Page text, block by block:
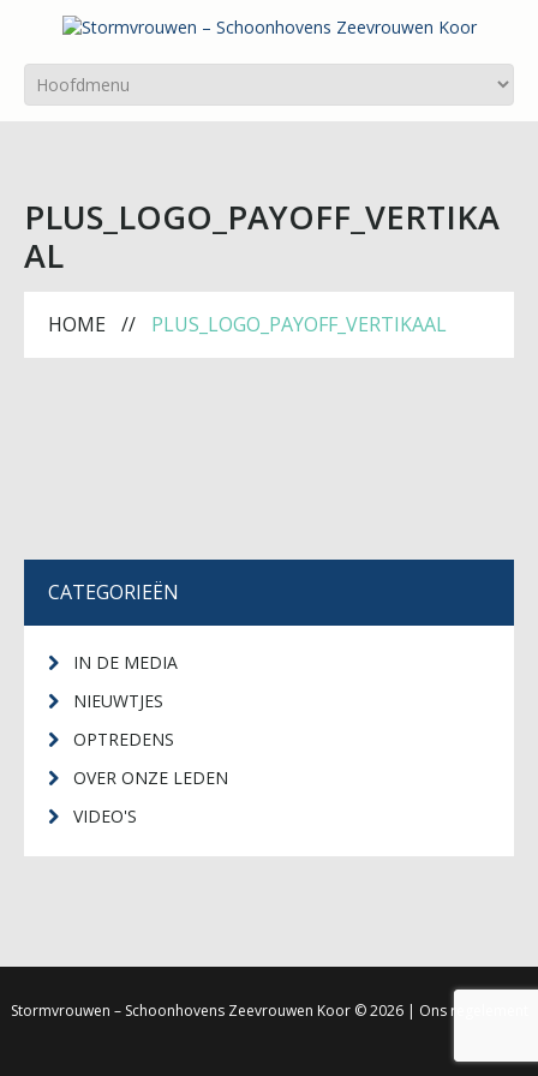
PLUS_LOGO_PAYOFF_VERTIKA
AL
HOME PLUS_LOGO_PAYOFF_VERTIKAAL
CATEGORIEËN
IN DE MEDIA
NIEUWTJES
OPTREDENS
OVER ONZE LEDEN
VIDEO'S
Stormvrouwen – Schoonhovens Zeevrouwen Koor© 2026 | Ons regelement